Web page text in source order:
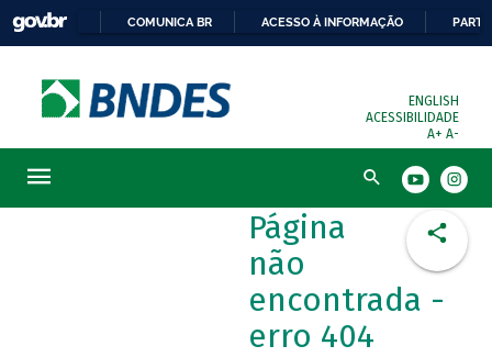
COMUNICA BR ACESSO À INFORMAÇÃO
ENGLISH
ACESSIBILIDADE
A+ A-
Busca
Página
não
encontrada -
erro 404